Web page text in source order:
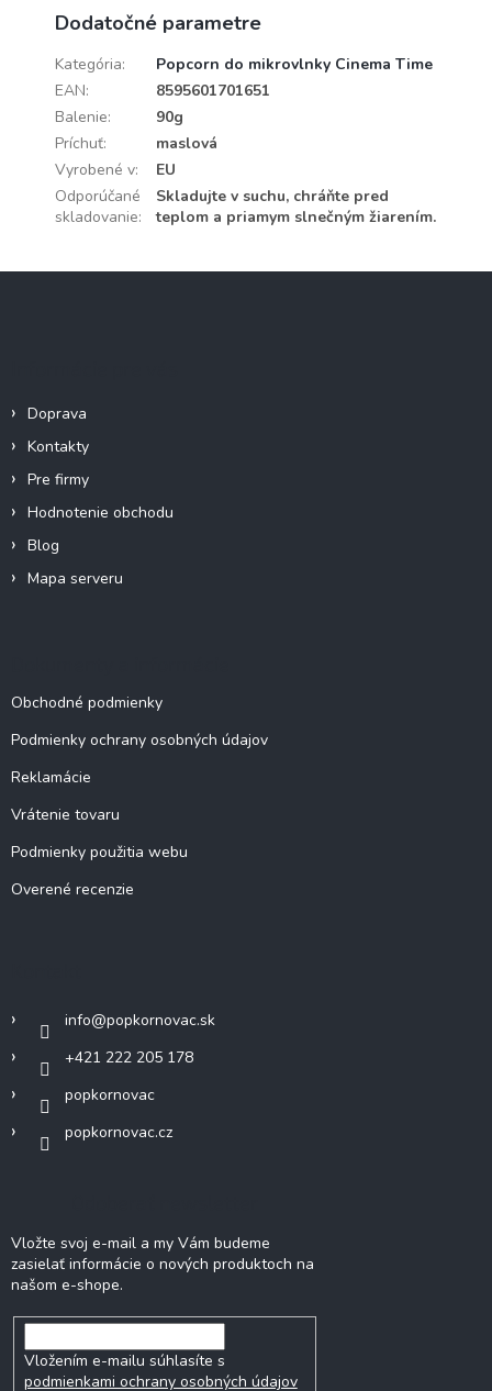
Dodatočné parametre
Kategória:
Popcorn do mikrovlnky Cinema Time
EAN:
8595601701651
Balenie:
90g
Príchuť:
maslová
Vyrobené v:
EU
Odporúčané
skladovanie:
Skladujte v suchu, chráňte pred
teplom a priamym slnečným žiarením.
Doprava
Kontakty
Pre firmy
Hodnotenie obchodu
Blog
Mapa serveru
Obchodné podmienky
Podmienky ochrany osobných údajov
Reklamácie
Vrátenie tovaru
Podmienky použitia webu
Overené recenzie
info@popkornovac.sk
+421 222 205 178
popkornovac
popkornovac.cz
Vložte svoj e-mail a my Vám budeme
zasielať informácie o nových produktoch na
našom e-shope.
Vložením e-mailu súhlasíte s
podmienkami ochrany osobných údajov